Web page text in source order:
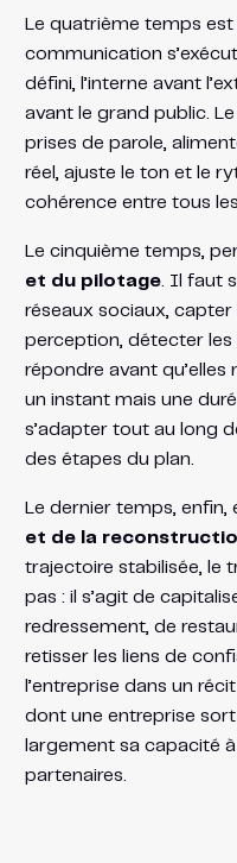
Le quatrième temps est
communication
défini, l’interne avant
avant le grand public.
prises de parole,
réel, ajuste le ton et le
cohérence entre tous
Le cinquième temps,
et du pilotage. Il faut
réseaux sociaux, capter
perception, détecter
répondre avant qu’elles
un instant mais une
s’adapter tout au long
des étapes du plan.
Le dernier temps, enfin,
et de la
trajectoire stabilisée, le
pas : il s’agit de
redressement, de
retisser les liens de
l’entreprise dans un
dont une entreprise
largement sa capacité
partenaires.